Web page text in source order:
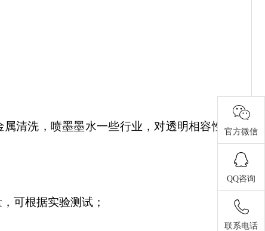
清洗，喷墨墨水一些行业，对透明相容性要
可根据实验测试；
官方微信
QQ咨询
联系电话